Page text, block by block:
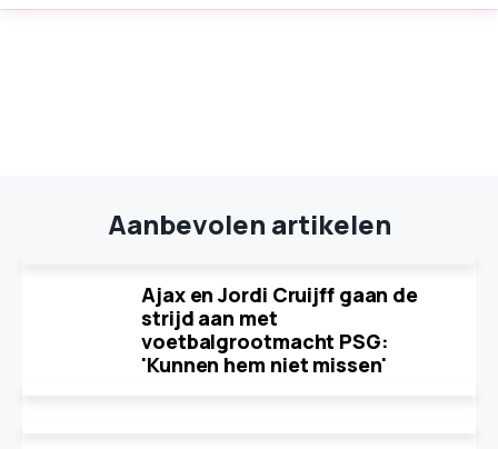
Aanbevolen artikelen
Ajax en Jordi Cruijff gaan de
strijd aan met
voetbalgrootmacht PSG:
'Kunnen hem niet missen'